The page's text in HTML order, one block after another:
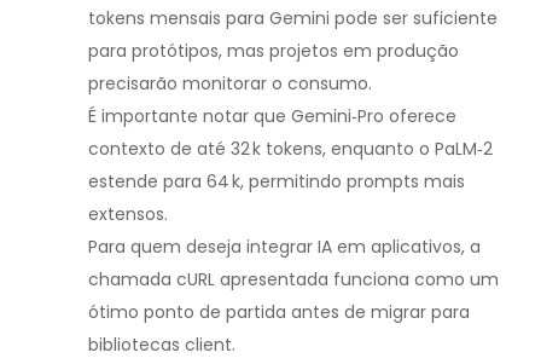
tokens mensais para Gemini pode ser suficiente
para protótipos, mas projetos em produção
precisarão monitorar o consumo.
É importante notar que Gemini‑Pro oferece
contexto de até 32 k tokens, enquanto o PaLM‑2
estende para 64 k, permitindo prompts mais
extensos.
Para quem deseja integrar IA em aplicativos, a
chamada cURL apresentada funciona como um
ótimo ponto de partida antes de migrar para
bibliotecas client.